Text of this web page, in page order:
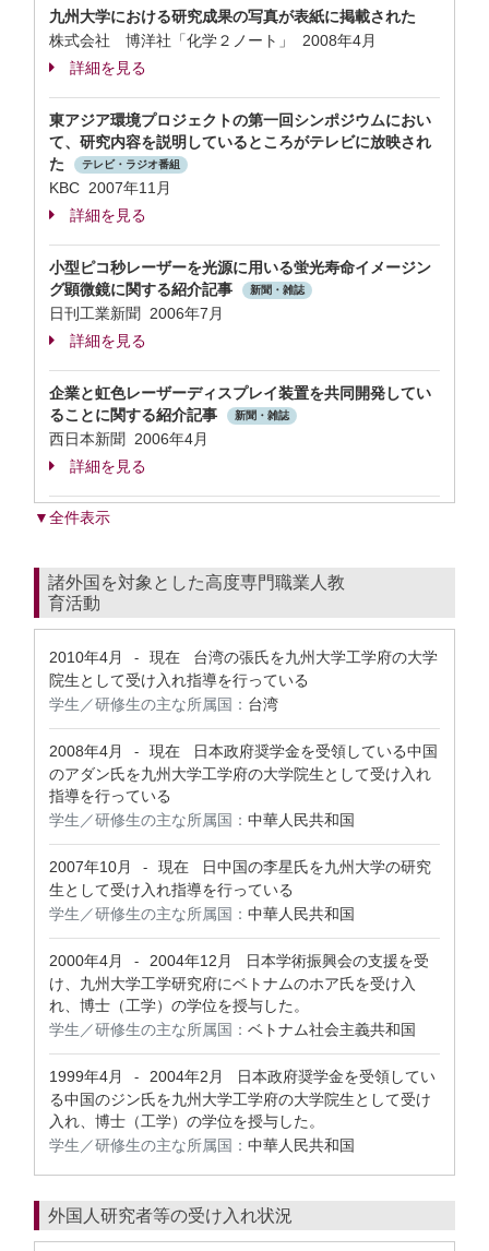
九州大学における研究成果の写真が表紙に掲載された
株式会社 博洋社「化学２ノート」 2008年4月
詳細を見る
東アジア環境プロジェクトの第一回シンポジウムにおい
て、研究内容を説明しているところがテレビに放映され
た
テレビ・ラジオ番組
KBC 2007年11月
詳細を見る
小型ピコ秒レーザーを光源に用いる蛍光寿命イメージン
グ顕微鏡に関する紹介記事
新聞・雑誌
日刊工業新聞 2006年7月
詳細を見る
企業と虹色レーザーディスプレイ装置を共同開発してい
ることに関する紹介記事
新聞・雑誌
西日本新聞 2006年4月
詳細を見る
▼全件表示
諸外国を対象とした高度専門職業人教
育活動
2010年4月 - 現在 台湾の張氏を九州大学工学府の大学
院生として受け入れ指導を行っている
学生／研修生の主な所属国： 台湾
2008年4月 - 現在 日本政府奨学金を受領している中国
のアダン氏を九州大学工学府の大学院生として受け入れ
指導を行っている
学生／研修生の主な所属国： 中華人民共和国
2007年10月 - 現在 日中国の李星氏を九州大学の研究
生として受け入れ指導を行っている
学生／研修生の主な所属国： 中華人民共和国
2000年4月 - 2004年12月
日本学術振興会の支援を受
け、九州大学工学研究府にベトナムのホア氏を受け入
れ、博士（工学）の学位を授与した。
学生／研修生の主な所属国： ベトナム社会主義共和国
1999年4月 - 2004年2月
日本政府奨学金を受領してい
る中国のジン氏を九州大学工学府の大学院生として受け
入れ、博士（工学）の学位を授与した。
学生／研修生の主な所属国： 中華人民共和国
外国人研究者等の受け入れ状況